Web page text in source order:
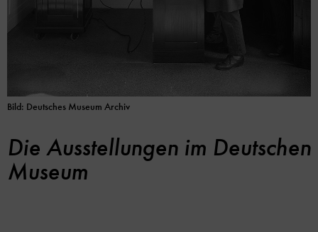
Bild: Deutsches Museum Archiv
Die Ausstellungen im Deutschen
Museum